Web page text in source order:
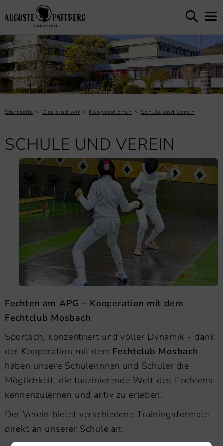
Startseite Das sind wir Kooperationen Schule und Verein
SCHULE UND VEREIN
Fechten am APG – Kooperation mit dem
Fechtclub Mosbach
Sportlich, konzentriert und voller Dynamik - dank
der Kooperation mit dem Fechtclub Mosbach
haben unsere Schülerinnen und Schüler die
Möglichkeit, die faszinierende Welt des Fechtens
kennenzulernen und aktiv zu erleben.
Der Verein bietet verschiedene Trainingsformate
direkt an unserer Schule an: